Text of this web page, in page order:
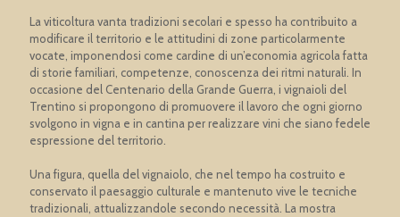
La viticoltura vanta tradizioni secolari e spesso ha contribuito a
modificare il territorio e le attitudini di zone particolarmente
vocate, imponendosi come cardine di un’economia agricola fatta
di storie familiari, competenze, conoscenza dei ritmi naturali. In
occasione del Centenario della Grande Guerra, i vignaioli del
Trentino si propongono di promuovere il lavoro che ogni giorno
svolgono in vigna e in cantina per realizzare vini che siano fedele
espressione del territorio.
Una figura, quella del vignaiolo, che nel tempo ha costruito e
conservato il paesaggio culturale e mantenuto vive le tecniche
tradizionali, attualizzandole secondo necessità. La mostra